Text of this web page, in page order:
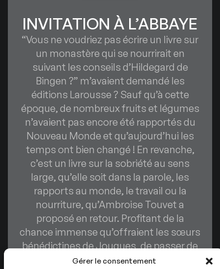
Gérer le consentement
INVITATION À L’ABBAYE
“Vous ne voudriez pas écrire un livre sur
un monastère qui se nourrirait en
suivant les conseils d’Hildegard de
Bingen ?” m’avaient demandé les
éditions Larousse ? Sauf qu’à cette
époque, de nombreux fruits et légumes
n’avaient pas encore été rapportés du
Nouveau Monde et qu’aujourd’hui les
temps ont bien changé ! En revanche,
c’est un livre sur la sobriété au sens
large, qu’elle soit dans la parole, les
rapports au monde, le travail ou la
nourriture, qu’Ambroise Touvet a
proposé en retour. Profitant de la
chance immense qu’offraient les sœurs
bénédictines de Jouques, de passer de
l’autre côté de la clôture. Et cela